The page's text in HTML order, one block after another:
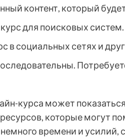
контент, который
для поисковых систем.
в социальных сетях и
курса может
которые могут
времени и усилий,